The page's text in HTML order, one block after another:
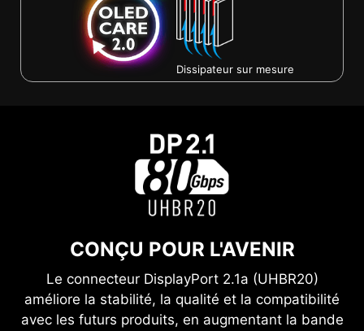
Dissipateur sur mesure
CONÇU POUR L'AVENIR
Le connecteur DisplayPort 2.1a (UHBR20)
améliore la stabilité, la qualité et la compatibilité
avec les futurs produits, en augmentant la bande